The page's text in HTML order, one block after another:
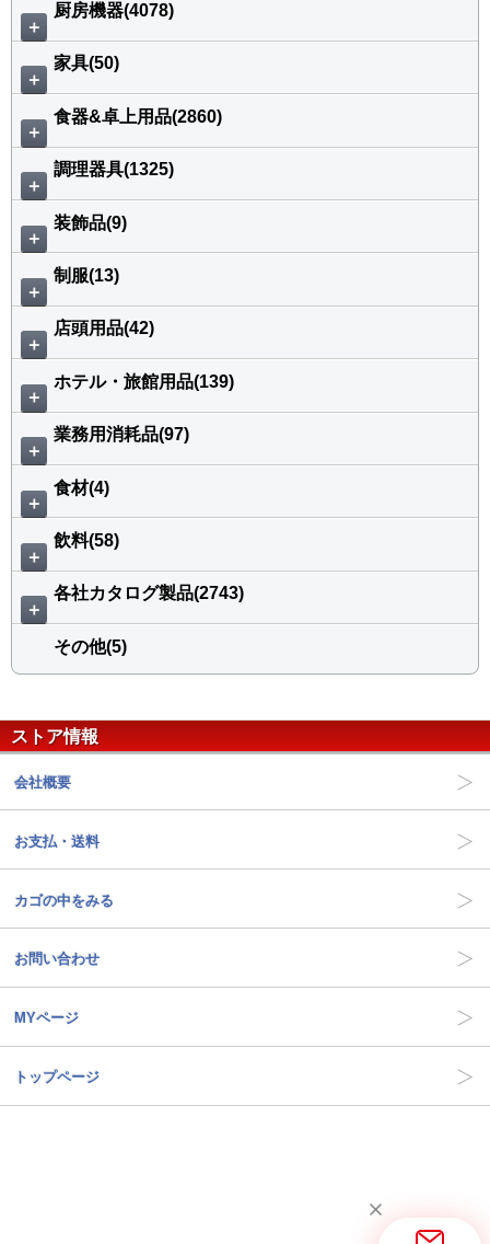
＋
厨房機器(4078)
＋
家具(50)
＋
食器&卓上用品(2860)
＋
調理器具(1325)
＋
装飾品(9)
＋
制服(13)
＋
店頭用品(42)
＋
ホテル・旅館用品(139)
＋
業務用消耗品(97)
＋
食材(4)
＋
飲料(58)
＋
各社カタログ製品(2743)
その他(5)
ストア情報
会社概要
お支払・送料
カゴの中をみる
お問い合わせ
MYページ
トップページ